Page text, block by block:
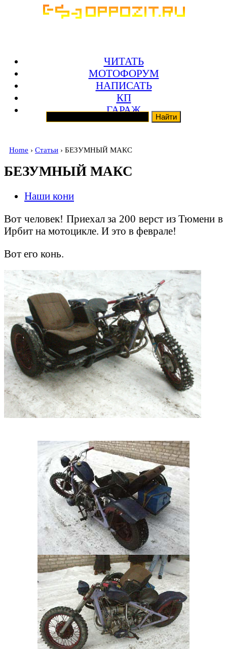
ЧИТАТЬ
МОТОФОРУМ
НАПИСАТЬ
КП
ГАРАЖ
Home › Статьи › БЕЗУМНЫЙ МАКС
БЕЗУМНЫЙ МАКС
Наши кони
Вот человек! Приехал за 200 верст из Тюмени в
Ирбит на мотоцикле. И это в феврале!
Вот его конь.